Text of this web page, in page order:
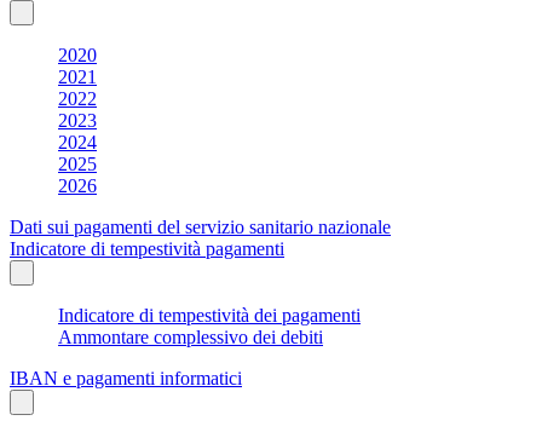
2020
2021
2022
2023
2024
2025
2026
Dati sui pagamenti del servizio sanitario nazionale
Indicatore di tempestività pagamenti
Indicatore di tempestività dei pagamenti
Ammontare complessivo dei debiti
IBAN e pagamenti informatici